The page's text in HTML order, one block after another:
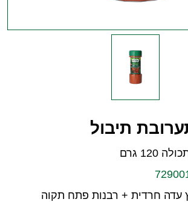
תיבול
120 גרם
עדה חרדית + רבנות פתח תקוה